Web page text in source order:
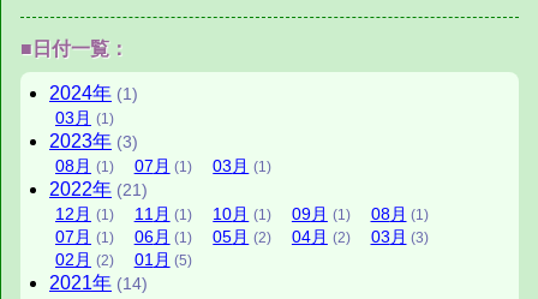
■日付一覧：
2024年 (1)
03 月 (1)
2023年 (3)
08月 (1) 07 月 (1) 03 月 (1)
2022年 (21)
12 月 (1) 11 月 (1) 10月 (1) 09月 (1) 08月 (1)
07 月 (1) 06月 (1) 05月 (2) 04月 (2) 03 月 (3)
02 月 (2) 01 月 (5)
2021年 (14)